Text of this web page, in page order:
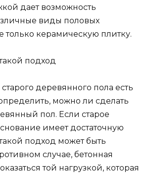
дает возможность
виды половых
только керамическую плитку.
подход
деревянного пола есть
можно ли сделать
пол. Если старое
имеет достаточную
подход может быть
случае, бетонная
той нагрузкой, которая